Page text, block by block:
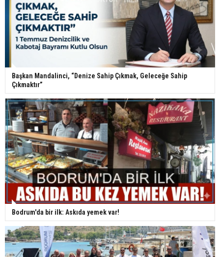
Başkan Mandalinci, “Denize Sahip Çıkmak, Geleceğe Sahip
Çıkmaktır”
Bodrum'da bir ilk: Askıda yemek var!